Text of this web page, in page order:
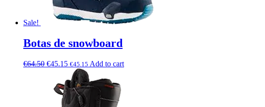
Sale!
Botas de snowboard
€64.50 €45.15 €45.15 Add to cart